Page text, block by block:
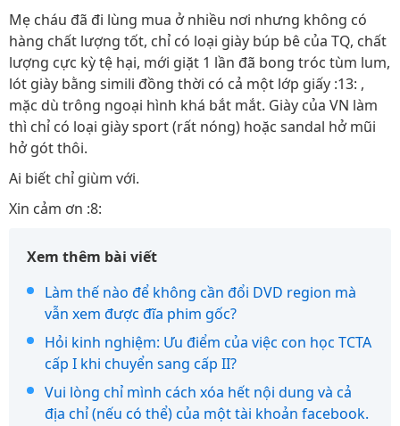
Mẹ cháu đã đi lùng mua ở nhiều nơi nhưng không có
hàng chất lượng tốt, chỉ có loại giày búp bê của TQ, chất
lượng cực kỳ tệ hại, mới giặt 1 lần đã bong tróc tùm lum,
lót giày bằng simili đồng thời có cả một lớp giấy :13: ,
mặc dù trông ngoại hình khá bắt mắt. Giày của VN làm
thì chỉ có loại giày sport (rất nóng) hoặc sandal hở mũi
hở gót thôi.
Ai biết chỉ giùm với.
Xin cảm ơn :8:
Xem thêm bài viết
Làm thế nào để không cần đổi DVD region mà
vẫn xem được đĩa phim gốc?
Hỏi kinh nghiệm: Ưu điểm của việc con học TCTA
cấp I khi chuyển sang cấp II?
Vui lòng chỉ mình cách xóa hết nội dung và cả
địa chỉ (nếu có thể) của một tài khoản facebook.